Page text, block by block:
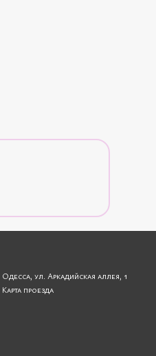
Одесса, ул. Аркадийская аллея, 1
Карта проезда